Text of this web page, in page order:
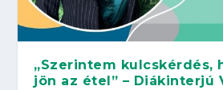
„Szerintem kulcskérdés,
jön az étel” – Diákinterjú